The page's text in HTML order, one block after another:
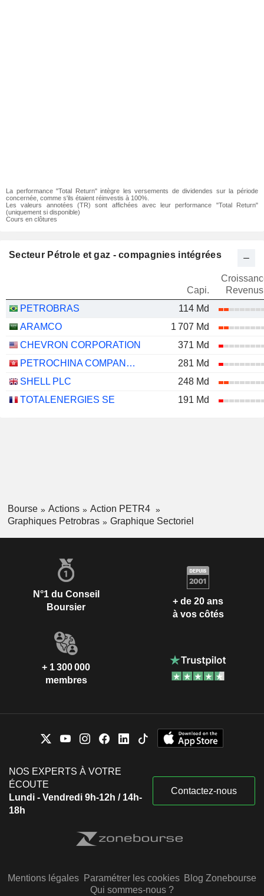
La performance "Total Return" intègre les versements de dividendes sur la période
concernée, comme s'ils étaient réinvestis à 100%.
Les valeurs annotées (TR) sont affichées avec leur performance "Total Return"
(uniquement si disponible)
Cours en clôtures
Secteur Pétrole et gaz - compagnies intégrées
Capi.
Revenus
PETROBRAS
114 Md
ARAMCO
1 707 Md
CHEVRON CORPORATION
371 Md
PETROCHINA COMPANY LIMITED
281 Md
SHELL PLC
248 Md
TOTALENERGIES SE
191 Md
Bourse Actions
Action PETR4
Graphiques Petrobras
Graphique Sectoriel
N°1 du Conseil
Boursier
+ de 20 ans
à vos côtés
+ 1 300 000
membres
NOS EXPERTS À VOTRE
ÉCOUTE
Lundi - Vendredi 9h-12h / 14h-
18h
Contactez-nous
Mentions légales Paramétrer les cookies Blog Zonebourse
Qui sommes-nous ?